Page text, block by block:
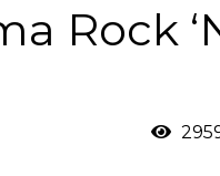
Rock